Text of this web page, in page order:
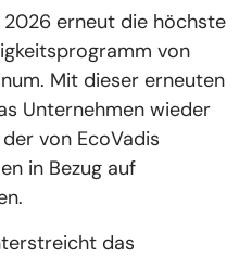
erneut die höchste
von
Mit dieser erneuten
Unternehmen wieder
von EcoVadis
in Bezug auf
das